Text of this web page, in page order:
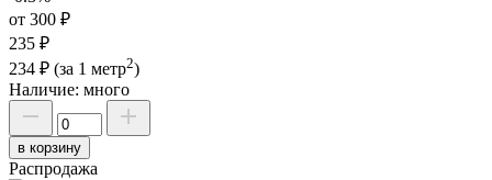
от 300 ₽
235 ₽
234 ₽ (за 1 метр2)
Наличие: много
в корзину
Распродажа